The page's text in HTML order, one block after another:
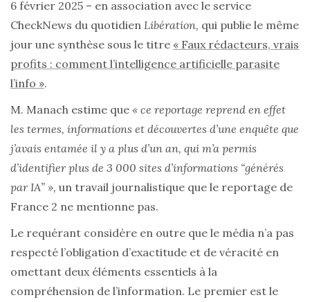
6 février 2025 – en association avec le service
CheckNews du quotidien Libération, qui publie le même
jour une synthèse sous le titre « Faux rédacteurs, vrais
profits : comment l’intelligence artificielle parasite
l’info ».
M. Manach estime que « ce reportage reprend en effet
les termes, informations et découvertes d’une enquête que
j’avais entamée il y a plus d’un an, qui m’a permis
d’identifier plus de 3 000 sites d’informations “générés
par IA” », un travail journalistique que le reportage de
France 2 ne mentionne pas.
Le requérant considère en outre que le média n’a pas
respecté l’obligation d’exactitude et de véracité en
omettant deux éléments essentiels à la
compréhension de l’information. Le premier est le